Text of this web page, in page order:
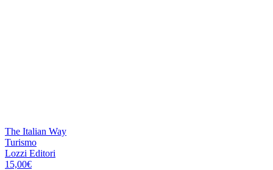
The Italian Way
Turismo
Lozzi Editori
15,00€